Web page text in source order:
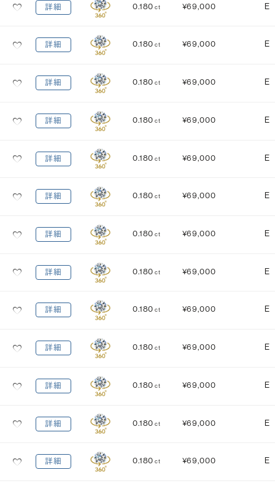
鑑定機関
研磨状態
EXCELLENT
EXCELLENT
NONE
FAINT
詳細 0.180 ct ¥69,000 E
詳細 0.180 ct ¥69,000 E
詳細 0.180 ct ¥69,000 E
詳細 0.180 ct ¥69,000 E
詳細 0.180 ct ¥69,000 E
詳細 0.180 ct ¥69,000 E
詳細 0.180 ct ¥69,000 E
詳細 0.180 ct ¥69,000 E
詳細 0.180 ct ¥69,000 E
詳細 0.180 ct ¥69,000 E
詳細 0.180 ct ¥69,000 E
詳細 0.180 ct ¥69,000 E
詳細 0.180 ct ¥69,000 E